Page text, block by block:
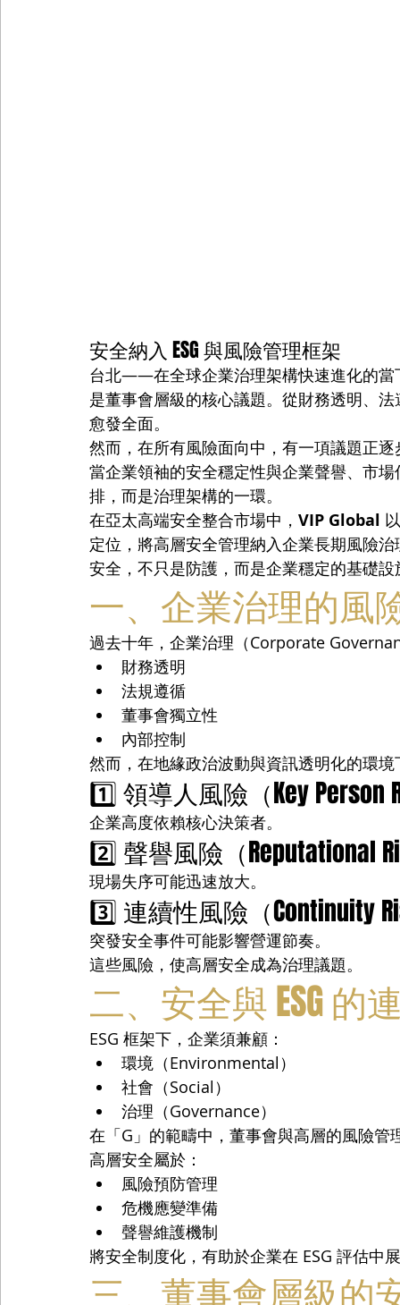
安全納入 ESG 與風險管理框架
台北——在全球企業治理架構快速進化的當
是董事會層級的核心議題。從財務透明、
愈發全面。
然而，在所有風險面向中，有一項議題正
當企業領袖的安全穩定性與企業聲譽、市
排，而是治理架構的一環。
在亞太高端安全整合市場中， VIP Global
定位，將高層安全管理納入企業長期風險治
安全，不只是防護，而是企業穩定的基礎設
一、企業治理的風
過去十年，企業治理（Corporate
財務透明
法規遵循
董事會獨立性
內部控制
然而，在地緣政治波動與資訊透明化的環
1️⃣ 領導人風險（Key Person
企業高度依賴核心決策者。
2️⃣ 聲譽風險（Reputational
現場失序可能迅速放大。
3️⃣ 連續性風險（Continuity
突發安全事件可能影響營運節奏。
這些風險，使高層安全成為治理議題。
二、安全與 ESG 的
ESG 框架下，企業須兼顧：
環境（Environmental）
社會（Social）
治理（Governance）
在「G」的範疇中，董事會與高層的風險管
高層安全屬於：
風險預防管理
危機應變準備
聲譽維護機制
將安全制度化，有助於企業在 ESG 評估中
三、董事會層級的